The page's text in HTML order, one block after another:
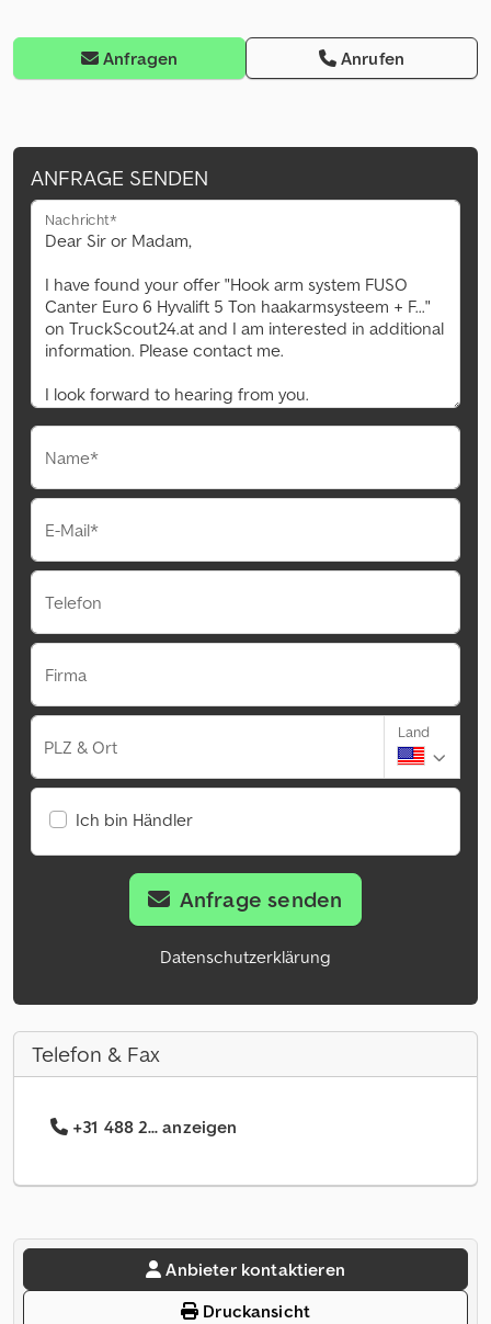
Anfragen Anrufen
ANFRAGE SENDEN
Nachricht*
Name*
E-Mail*
Telefon
Firma
PLZ & Ort
Land
Ich bin Händler
Anfrage senden
Datenschutzerklärung
Telefon & Fax
+31 488 2... anzeigen
Anbieter kontaktieren
Druckansicht